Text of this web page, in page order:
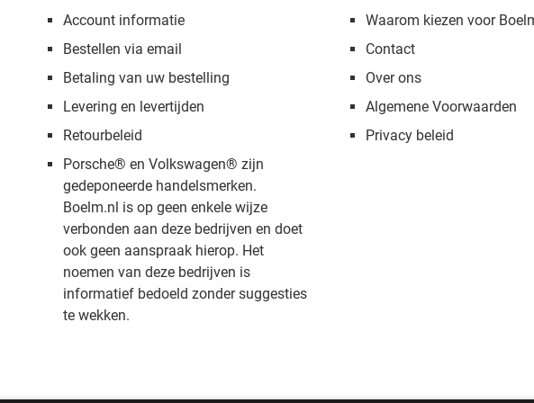
Account informatie
Bestellen via email
Betaling van uw bestelling
Levering en levertijden
Retourbeleid
Porsche® en Volkswagen® zijn
gedeponeerde handelsmerken.
Boelm.nl is op geen enkele wijze
verbonden aan deze bedrijven en doet
ook geen aanspraak hierop. Het
noemen van deze bedrijven is
informatief bedoeld zonder suggesties
te wekken.
Waarom kiezen voor
Contact
Over ons
Algemene Voorwaarden
Privacy beleid